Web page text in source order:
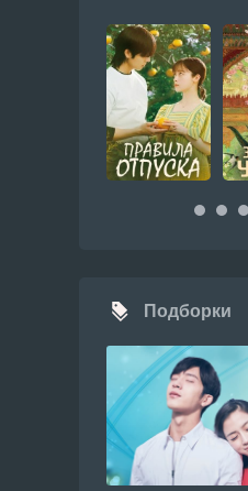
Подборки